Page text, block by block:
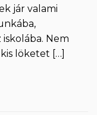
jár valami
Nem
löketet […]